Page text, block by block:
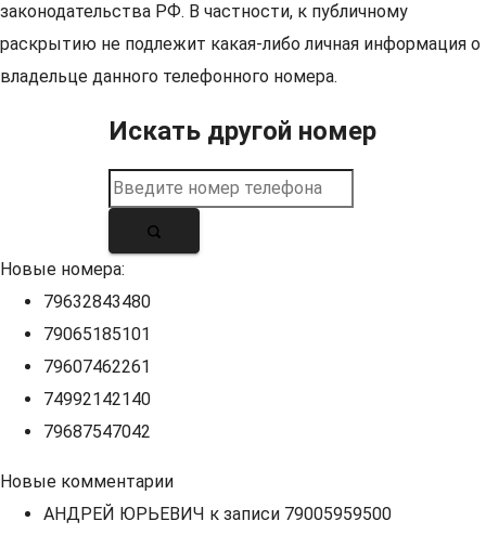
законодательства РФ. В частности, к публичному
раскрытию не подлежит какая-либо личная информация о
владельце данного телефонного номера.
Искать другой номер
Новые номера:
79632843480
79065185101
79607462261
74992142140
79687547042
Новые комментарии
АНДРЕЙ ЮРЬЕВИЧ к записи 79005959500